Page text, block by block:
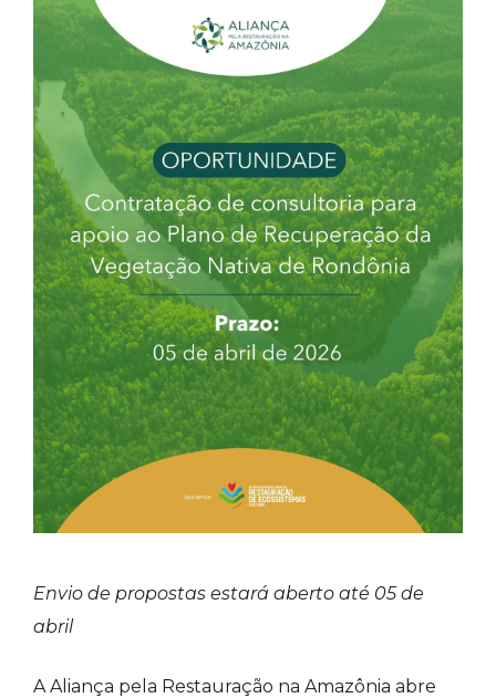
Envio de propostas estará aberto até 05 de
abril
A Aliança pela Restauração na Amazônia abre